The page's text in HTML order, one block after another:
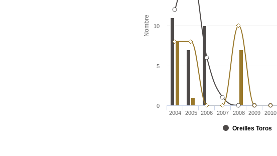
Nombre
Oreilles Toros
2004 2005 2006 2007 2008 2009 2010
0
5
10